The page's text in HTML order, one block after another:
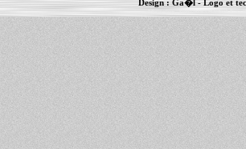
Design :Ga�l- Logo et
PowerBook